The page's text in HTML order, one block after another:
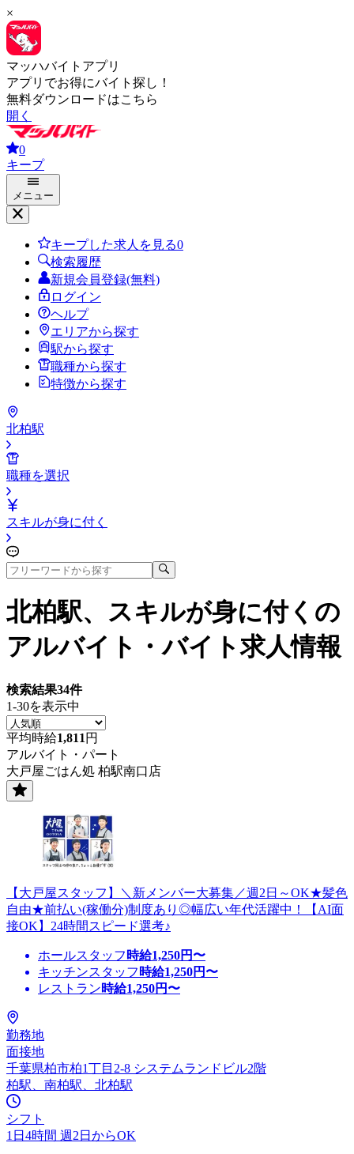
×
マッハバイトアプリ
アプリでお得にバイト探し！
無料ダウンロードはこちら
開く
0
キープ
メニュー
キープした求人を見る0
検索履歴
新規会員登録(無料)
ログイン
ヘルプ
エリアから探す
駅から探す
職種から探す
特徴から探す
北柏駅
職種を選択
スキルが身に付く
北柏駅、スキルが身に付く の
アルバイト・バイト求人情報
検索結果34件
1-30を表示中
平均時給1,811 円
アルバイト・パート
大戸屋ごはん処 柏駅南口店
【大戸屋スタッフ】＼新メンバー大募集／週2日～OK★髪色
自由★前払い(稼働分)制度あり◎幅広い年代活躍中！【AI面
接OK】24時間スピード選考♪
ホールスタッフ 時給1,250円〜
キッチンスタッフ 時給1,250円〜
レストラン時給1,250円〜
勤務地
面接地
千葉県柏市柏1丁目2-8 システムランドビル2階
柏駅、南柏駅、北柏駅
シフト
1日4時間 週2日からOK